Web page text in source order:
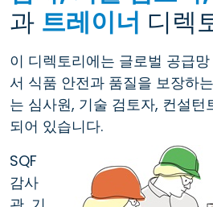
과 트레이너 디렉
이 디렉토리에는 글로벌 공급
서 식품 안전과 품질을 보장하
는 심사원, 기술 검토자, 컨설턴
되어 있습니다.
SQF
감사